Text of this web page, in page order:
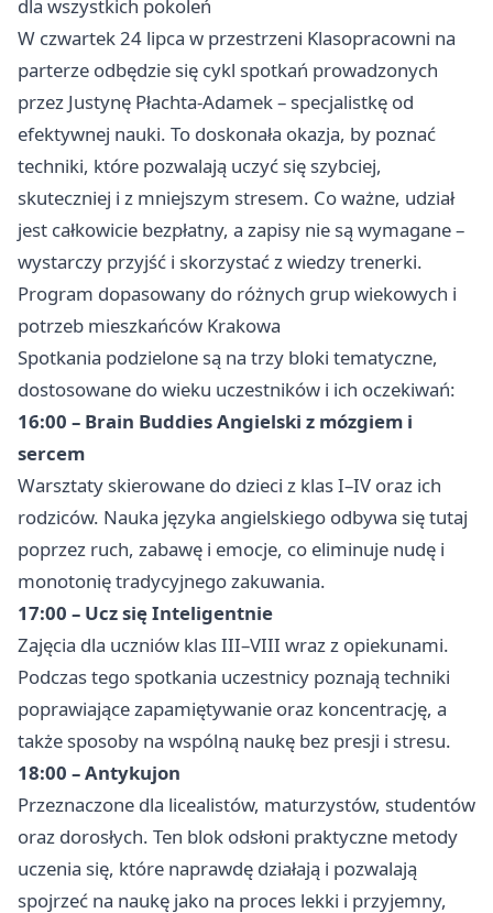
dla wszystkich pokoleń
W czwartek 24 lipca w przestrzeni Klasopracowni na
parterze odbędzie się cykl spotkań prowadzonych
przez Justynę Płachta-Adamek – specjalistkę od
efektywnej nauki. To doskonała okazja, by poznać
techniki, które pozwalają uczyć się szybciej,
skuteczniej i z mniejszym stresem. Co ważne, udział
jest całkowicie bezpłatny, a zapisy nie są wymagane –
wystarczy przyjść i skorzystać z wiedzy trenerki.
Program dopasowany do różnych grup wiekowych i
potrzeb mieszkańców Krakowa
Spotkania podzielone są na trzy bloki tematyczne,
dostosowane do wieku uczestników i ich oczekiwań:
16:00 – Brain Buddies Angielski z mózgiem i
sercem
Warsztaty skierowane do dzieci z klas I–IV oraz ich
rodziców. Nauka języka angielskiego odbywa się tutaj
poprzez ruch, zabawę i emocje, co eliminuje nudę i
monotonię tradycyjnego zakuwania.
17:00 – Ucz się Inteligentnie
Zajęcia dla uczniów klas III–VIII wraz z opiekunami.
Podczas tego spotkania uczestnicy poznają techniki
poprawiające zapamiętywanie oraz koncentrację, a
także sposoby na wspólną naukę bez presji i stresu.
18:00 – Antykujon
Przeznaczone dla licealistów, maturzystów, studentów
oraz dorosłych. Ten blok odsłoni praktyczne metody
uczenia się, które naprawdę działają i pozwalają
spojrzeć na naukę jako na proces lekki i przyjemny,